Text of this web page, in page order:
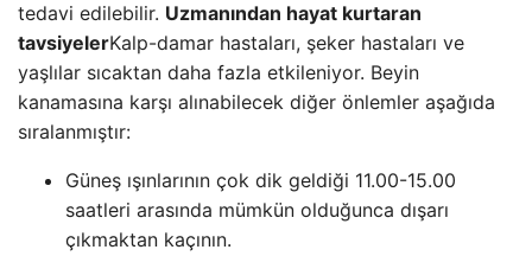
tedavi edilebilir. Uzmanından hayat kurtaran
tavsiyelerKalp-damar hastaları, şeker hastaları ve
yaşlılar sıcaktan daha fazla etkileniyor. Beyin
kanamasına karşı alınabilecek diğer önlemler aşağıda
sıralanmıştır:
Güneş ışınlarının çok dik geldiği 11.00-15.00
saatleri arasında mümkün olduğunca dışarı
çıkmaktan kaçının.